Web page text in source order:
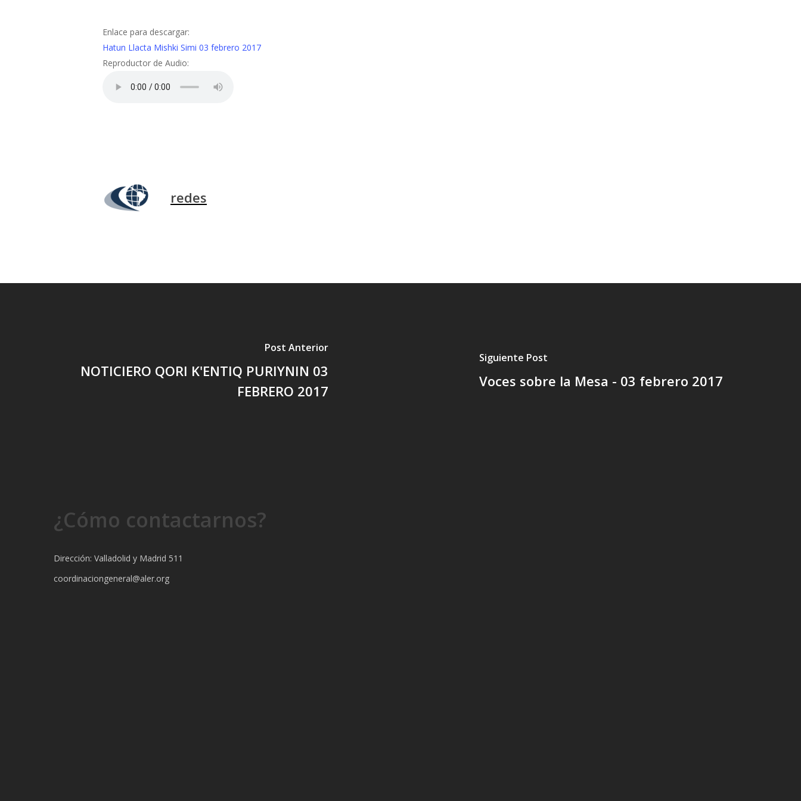
Enlace para descargar:
Hatun Llacta Mishki Simi 03 febrero 2017
Reproductor de Audio:
redes
Post Anterior
NOTICIERO QORI K'ENTIQ PURIYNIN 03
FEBRERO 2017
Siguiente Post
Voces sobre la Mesa - 03 febrero 2017
¿Cómo contactarnos?
Dirección: Valladolid y Madrid 511
coordinaciongeneral@aler.org